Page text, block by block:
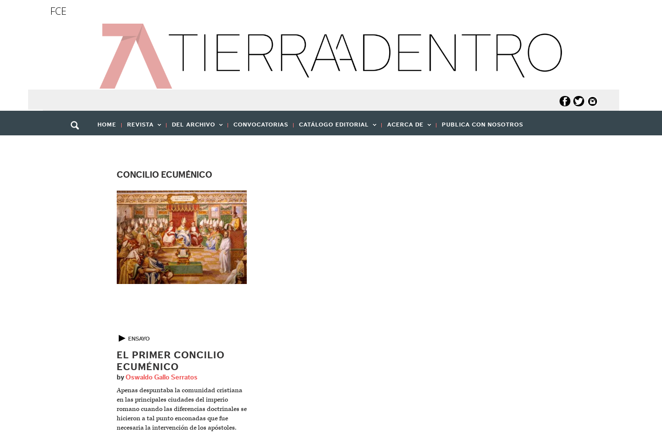
FCE
HOME REVISTA DEL ARCHIVO CONVOCATORIAS CATÁLOGO EDITORIAL ACERCA DE PUBLICA CON NOSOTROS
CONCILIO ECUMÉNICO
▶ ENSAYO
EL PRIMER CONCILIO
ECUMÉNICO
by Oswaldo Gallo Serratos
Apenas despuntaba la comunidad cristiana
en las principales ciudades del imperio
romano cuando las diferencias doctrinales se
hicieron a tal punto enconadas que fue
necesaria la intervención de los apóstoles.